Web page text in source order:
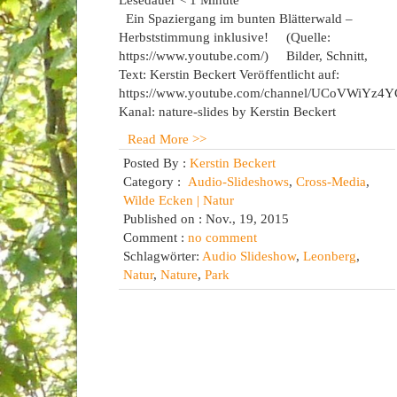
Ein Spaziergang im bunten Blätterwald –
Herbststimmung inklusive! (Quelle:
https://www.youtube.com/) Bilder, Schnitt,
Text: Kerstin Beckert Veröffentlicht auf:
https://www.youtube.com/channel/
Kanal: nature-slides by Kerstin Beckert
Read More >>
Posted By : Kerstin Beckert
Category : Audio-Slideshows, Cross-Media,
Wilde Ecken | Natur
Published on : Nov., 19, 2015
Comment : no comment
Schlagwörter: Audio Slideshow, Leonberg,
Natur, Nature, Park